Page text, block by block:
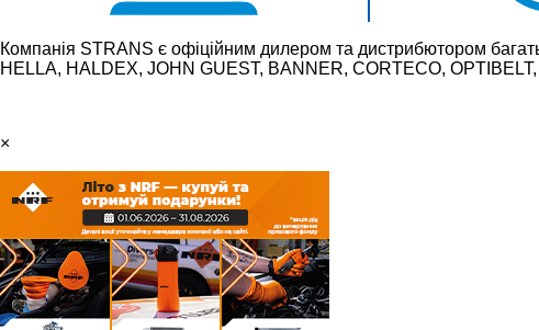
Компанія STRANS є офіційним дилером та дистрибютором
HELLA, HALDEX, JOHN GUEST, BANNER, CORTECO,
×